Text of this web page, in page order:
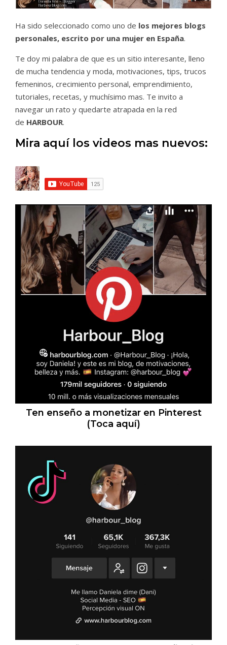
Ha sido seleccionado como uno de los mejores blogs
personales, escrito por una mujer en España.
Te doy mi palabra de que es un sitio interesante, lleno
de mucha tendencia y moda, motivaciones, tips, trucos
femeninos, crecimiento personal, emprendimiento,
tutoriales, recetas, y muchísimo mas. Te invito a
navegar un rato y quedarte atrapada en la red
de HARBOUR.
Mira aquí los videos mas nuevos:
Ten enseño a monetizar en Pinterest
(Toca aquí)